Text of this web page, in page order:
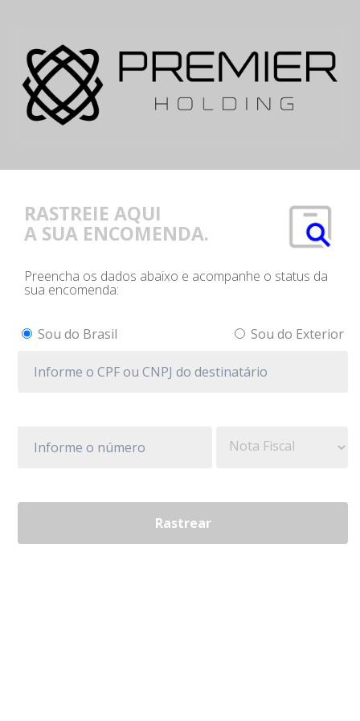
RASTREIE AQUI
A SUA ENCOMENDA.
Preencha os dados abaixo e acompanhe o status da
sua encomenda:
Sou do Brasil Sou do Exterior
Rastrear